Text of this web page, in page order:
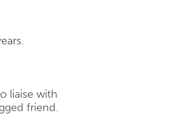
liaise with
friend.